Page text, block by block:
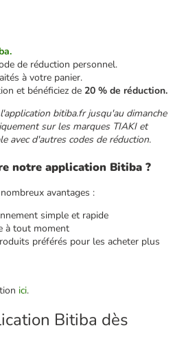
de réduction personnel.
à votre panier.
et bénéficiez de 20 % de réduction.
bitiba.fr jusqu'au dimanche
sur les marques TIAKI et
avec d'autres codes de réduction.
notre application Bitiba ?
avantages :
simple et rapide
à tout moment
préférés pour les acheter plus
ici.
Bitiba dès